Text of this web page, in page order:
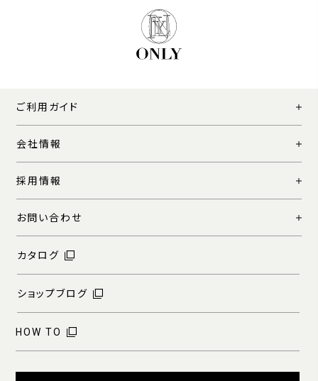
ご利用ガイド
会社情報
採用情報
お問い合わせ
カタログ
ショップブログ
HOW TO